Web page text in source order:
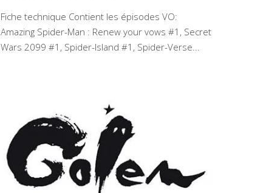
Fiche technique Contient les épisodes VO:
Amazing Spider-Man : Renew your vows #1, Secret
Wars 2099 #1, Spider-Island #1, Spider-Verse...